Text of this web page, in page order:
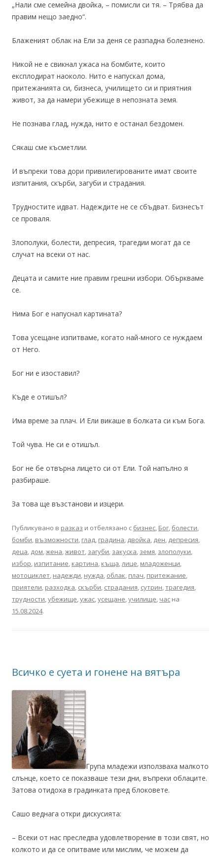
„Нали сме семейна двойка, – помисли си тя. – Трябва да
правим нещо заедно“.
Блаженият облак на Ели за деня се разпадна болезнено.
Никой не е свикнал ужаса на бомбите, които
експлодират наоколо. Нито е напускал дома,
притежанията си, бизнеса, училището си и приятния
живот, за да намери убежище в непозната земя.
Не познава глад, нужда, нито е останал бездомен.
Сякаш сме късметлии.
И въпреки това дори привилегированите имат своите
изпитания, скърби, загуби и страдания.
Трудностите идват. Надеждите не се сбъдват. Бизнесът
се проваля.
Злополуки, болести, депресия, трагедии могат да се
случат на всеки от нас.
Децата и самите ние правим грешни избори. Объркваме
се.
Нима Бог е напуснал картината?
Това усещане изпитваме, когато най-много се нуждаем
от Него.
Бог ни е изоставил?
Къде е отишъл?
Има време за плач. И Ели викаше в болката си към Бога.
Той чува. Не си е отишъл.
Бог не бе отвърна лицето си от Ели. Той напълно я
разбираше.
За това ще възстанови и изцери.
Публикувано в разказ и отбелязано с бизнес, Бог, болести,
бомби, възможности, глад, градина, двойка, ден, депресия,
деца, дом,жена,живот, загуби, закуска, земя, злополуки,
избор, изпитание, картина, къща,лице, младоженци,
мотоциклет, надежди, нужда, облак, плач, притежание,
приятели, разходка, скърби, страдания, сутрин,трагедия,
трудности,убежище,ужас,усещане,училище, час на
15.08.2024.
Всичко е суета и гонене на вятъра
Група младежи използваха малкото
слънце, което се показваше тези дни, въпреки облаците.
Затова отидоха в градинката пред блоковете.
Сашо веднага откри дискусията:
– Всеки от нас преследва удовлетворение в този свят, но
колкото и да се опитваме или мислим, че можем да